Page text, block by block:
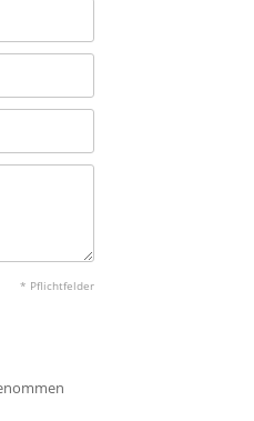
* Pflichtfelder